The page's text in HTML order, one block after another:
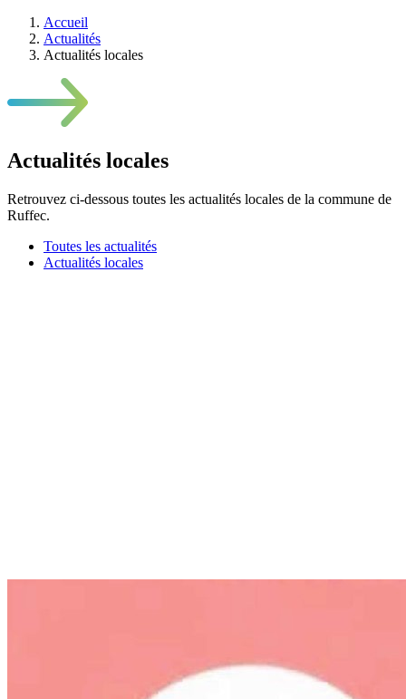
Accueil
Actualités
Actualités locales
Actualités locales
Retrouvez ci-dessous toutes les actualités locales de la commune de
Ruffec.
Toutes les actualités
Actualités locales